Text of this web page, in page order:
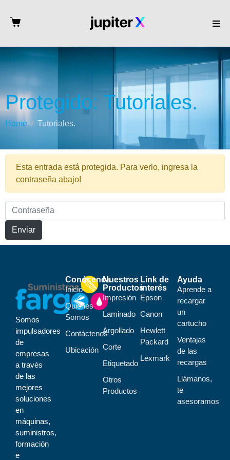
Protegido: Tutoriales.
Home Tutoriales.
Esta entrada está protegida. Para verlo, ingresa la
contraseña abajo!
Somos
impulsadores
de
empresas
a través
de las
mejores
soluciones
en
máquinas,
suministros,
formación
e
Conócenos
Inicio
Quiénes
Somos
Contáctenos
Ubicación
Nuestros
Productos
Impresión
Laminado
Argollado
Corte
Etiquetado
Otros
Productos
Link de
interés
Epson
Canon
Hewlett
Packard
Lexmark
Ayuda
Aprende a
recargar
un
cartucho
Ventajas
de las
recargas
Llámanos,
te
asesoramos